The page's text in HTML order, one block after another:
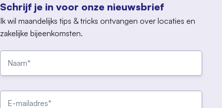
Schrijf je in voor onze nieuwsbrief
Ik wil maandelijks tips & tricks ontvangen over locaties en
zakelijke bijeenkomsten.